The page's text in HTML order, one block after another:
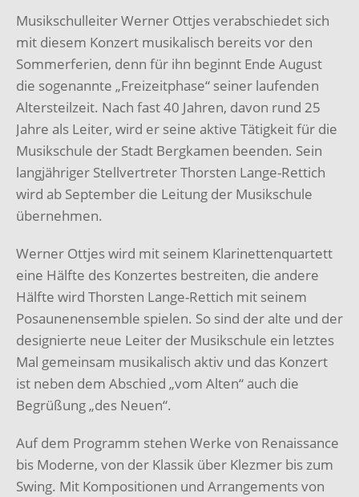
Musikschulleiter Werner Ottjes verabschiedet sich
mit diesem Konzert musikalisch bereits vor den
Sommerferien, denn für ihn beginnt Ende August
die sogenannte „Freizeitphase“ seiner laufenden
Altersteilzeit. Nach fast 40 Jahren, davon rund 25
Jahre als Leiter, wird er seine aktive Tätigkeit für die
Musikschule der Stadt Bergkamen beenden. Sein
langjähriger Stellvertreter Thorsten Lange-Rettich
wird ab September die Leitung der Musikschule
übernehmen.
Werner Ottjes wird mit seinem Klarinettenquartett
eine Hälfte des Konzertes bestreiten, die andere
Hälfte wird Thorsten Lange-Rettich mit seinem
Posaunenensemble spielen. So sind der alte und der
designierte neue Leiter der Musikschule ein letztes
Mal gemeinsam musikalisch aktiv und das Konzert
ist neben dem Abschied „vom Alten“ auch die
Begrüßung „des Neuen“.
Auf dem Programm stehen Werke von Renaissance
bis Moderne, von der Klassik über Klezmer bis zum
Swing. Mit Kompositionen und Arrangements von